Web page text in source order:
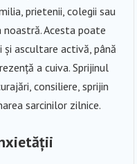
prietenii, colegii sau
Acesta poate
ascultare activă, până
a cuiva. Sprijinul
consiliere, sprijin
sarcinilor zilnice.